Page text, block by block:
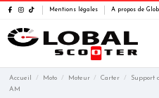
Mentions légales A propos de
Accueil Moto Moteur Carter
Support
AM